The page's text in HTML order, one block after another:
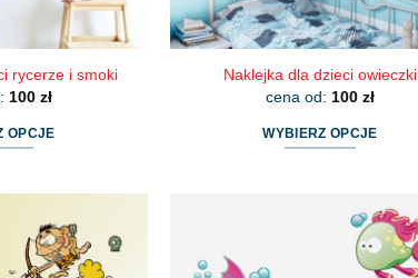
rycerze i smoki
100 zł
OPCJE
wiele
wariantów.
Naklejka dla dzieci owieczki
cena od: 100 zł
WYBIERZ OPCJE
wariantów.